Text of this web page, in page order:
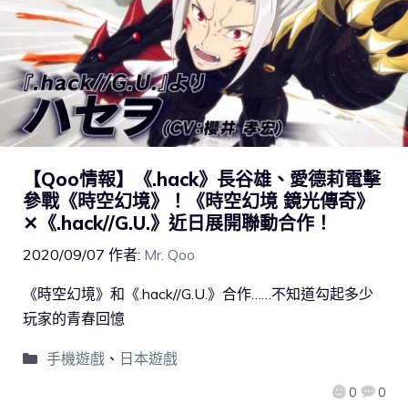
【Qoo情報】《.hack》長谷雄、愛德莉電擊
參戰《時空幻境》！《時空幻境 鏡光傳奇》
✕《.hack//G.U.》近日展開聯動合作！
2020/09/07 作者: Mr. Qoo
0 0
《時空幻境》和《.hack//G.U.》合作……不知道勾起多少
玩家的青春回憶
手機遊戲、 日本遊戲